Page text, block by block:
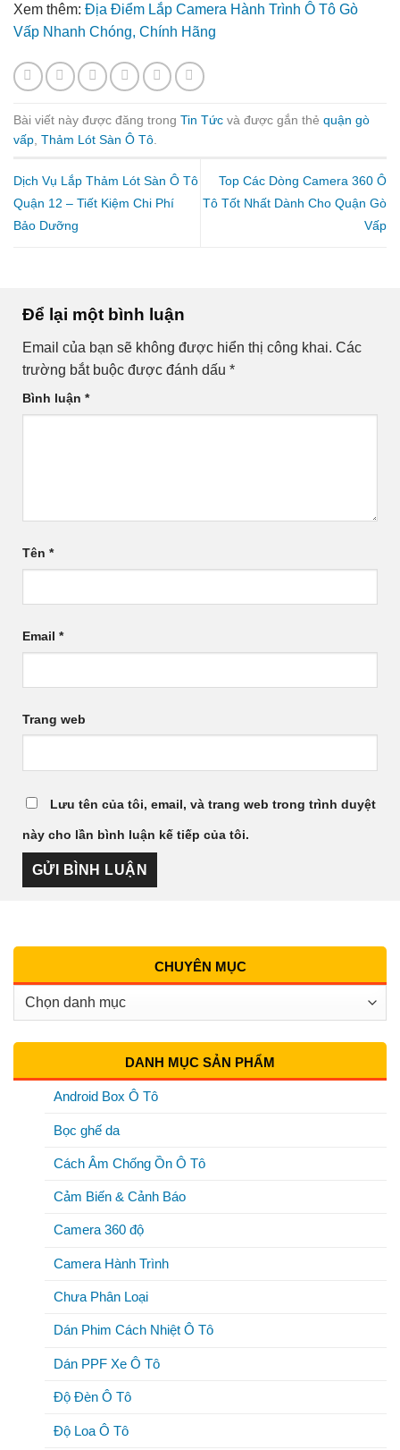
Xem thêm: Địa Điểm Lắp Camera Hành Trình Ô Tô Gò
Vấp Nhanh Chóng, Chính Hãng
Bài viết này được đăng trong Tin Tức và được gắn thẻ quận gò
vấp Thảm Lót Sàn Ô Tô
Dịch Vụ Lắp Thảm Lót Sàn Ô Tô
Quận 12 – Tiết Kiệm Chi Phí
Bảo Dưỡng
Top Các Dòng Camera 360 Ô
Tô Tốt Nhất Dành Cho Quận Gò
Vấp
Để lại một bình luận
Email của bạn sẽ không được hiển thị công khai. Các
trường bắt buộc được đánh dấu *
Bình luận *
Tên *
Email *
Trang web
Lưu tên của tôi, email, và trang web trong trình duyệt
này cho lần bình luận kế tiếp của tôi.
CHUYÊN MỤC
Chuyên
DANH MỤC SẢN PHẨM
Android Box Ô Tô
Bọc ghế da
Cách Âm Chống Ồn Ô Tô
Cảm Biến & Cảnh Báo
Camera 360 độ
Camera Hành Trình
Chưa Phân Loại
Dán Phim Cách Nhiệt Ô Tô
Dán PPF Xe Ô Tô
Độ Đèn Ô Tô
Độ Loa Ô Tô